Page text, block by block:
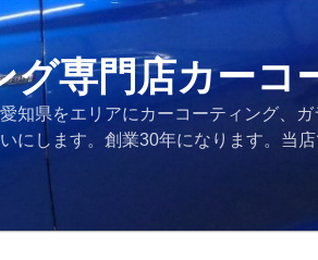
グ専門店カーコ
知県をエリアにカーコーティング、
にします。創業30年になります。当